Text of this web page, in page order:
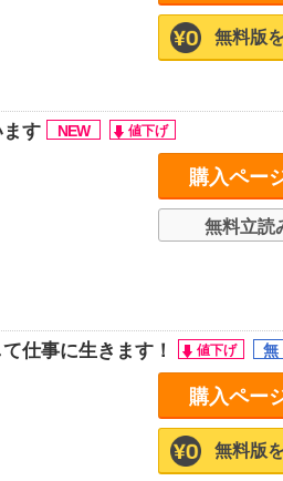
無料版
す
購入ペー
無料立読
仕事に生きます！
購入ペー
無料版